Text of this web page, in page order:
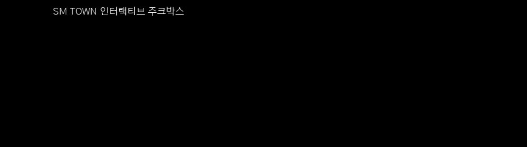
SM TOWN 인터랙티브 주크박스